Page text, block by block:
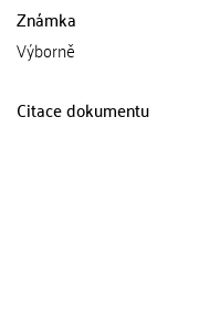
Známka
Výborně
Citace dokumentu